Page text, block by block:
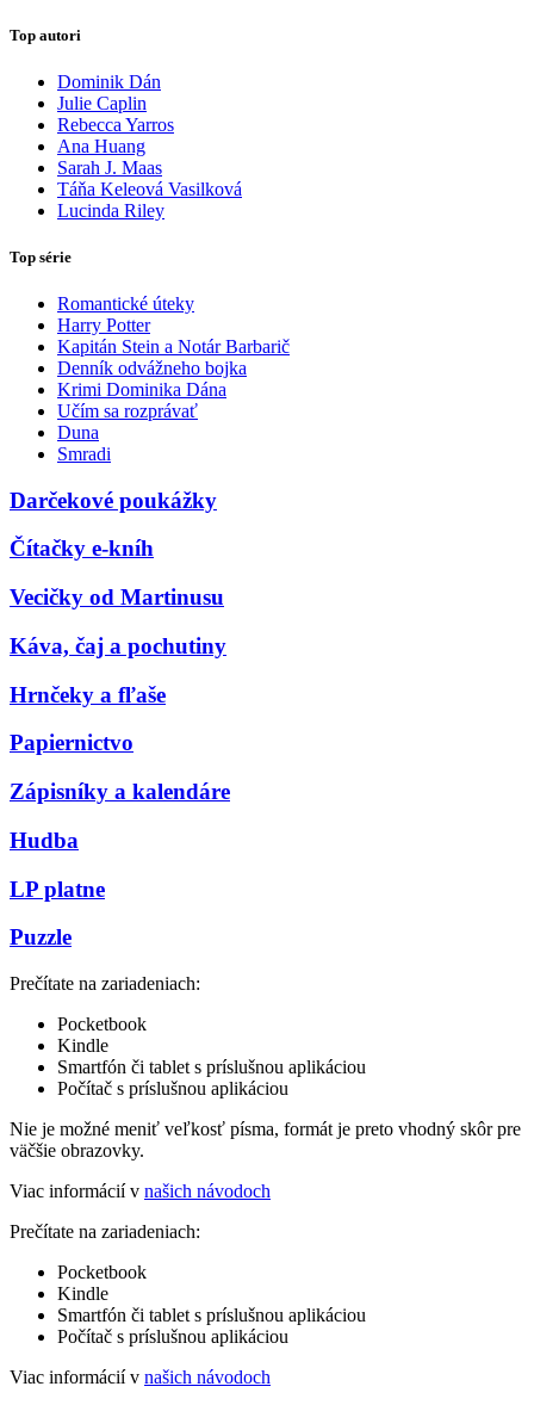
Top autori
Dominik Dán
Julie Caplin
Rebecca Yarros
Ana Huang
Sarah J. Maas
Táňa Keleová Vasilková
Lucinda Riley
Top série
Romantické úteky
Harry Potter
Kapitán Stein a Notár Barbarič
Denník odvážneho bojka
Krimi Dominika Dána
Učím sa rozprávať
Duna
Smradi
Darčekové poukážky
Čítačky e-kníh
Vecičky od Martinusu
Káva, čaj a pochutiny
Hrnčeky a fľaše
Papiernictvo
Zápisníky a kalendáre
Hudba
LP platne
Puzzle
Prečítate na zariadeniach:
Pocketbook
Kindle
Smartfón či tablet s príslušnou aplikáciou
Počítač s príslušnou aplikáciou
Nie je možné meniť veľkosť písma, formát je preto vhodný skôr pre
väčšie obrazovky.
Viac informácií v našich návodoch
Prečítate na zariadeniach:
Pocketbook
Kindle
Smartfón či tablet s príslušnou aplikáciou
Počítač s príslušnou aplikáciou
Viac informácií v našich návodoch